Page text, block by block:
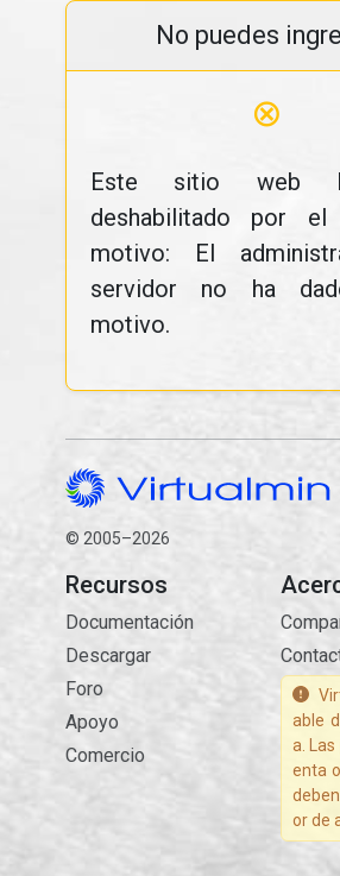
No puedes
⊗
Este sitio web
deshabilitado por el
motivo: El
servidor no ha
motivo.
© 2005–2026
Recursos
Documentación
Descargar
Foro
Apoyo
Comercio
able
a.
enta
or de